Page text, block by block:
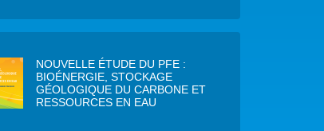
NOUVELLE ÉTUDE DU PFE :
BIOÉNERGIE, STOCKAGE
GÉOLOGIQUE DU CARBONE ET
RESSOURCES EN EAU